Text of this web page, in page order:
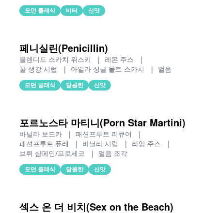
모던 클래식 비터 신맛
페니실린(Penicillin)
블렌디드 스카치 위스키 | 레몬 주스
|
꿀 생강 시럽
| 아일라 싱글 몰트 스카치 | 얼음
모던 클래식 달콤한 신맛
포르노스타 마티니(Porn Star Martini)
바닐라 보드카 | 패션프루트 리큐어
|
패션프루트 퓨레
| 바닐라 시럽 | 라임 주스
|
브뤼 샴페인/프로세코
| 얼음 조각
모던 클래식 달콤한 신맛
섹스 온 더 비치(Sex on the Beach)